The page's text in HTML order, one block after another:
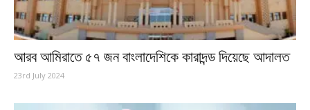
আরব আমিরাতে ৫৭ জন বাংলাদেশিকে কারাদন্ড দিয়েছে আদালত
23rd July 2024